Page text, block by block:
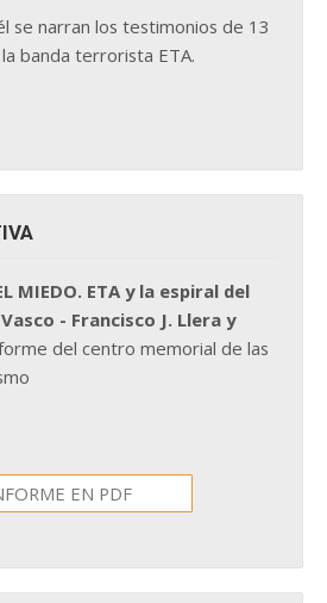
se narran los testimonios de 13
banda terrorista ETA.
MIEDO. ETA y la espiral del
- Francisco J. Llera y
del centro memorial de las
EN PDF